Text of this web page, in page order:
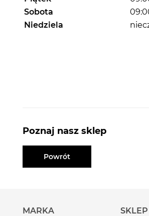
Sobota
Niedziela
Poznaj nasz sklep
Powrót
MARKA SKLEP